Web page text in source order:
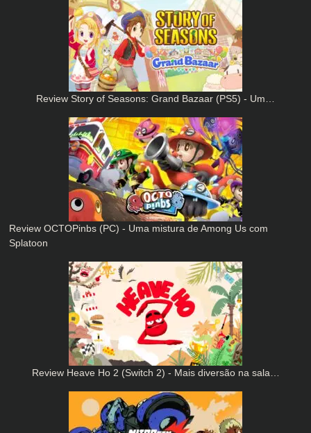
Review Story of Seasons: Grand Bazaar (PS5) - Um…
Review OCTOPinbs (PC) - Uma mistura de Among Us com
Splatoon
Review Heave Ho 2 (Switch 2) - Mais diversão na sala…